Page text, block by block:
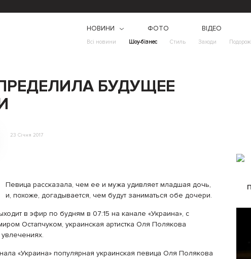
НОВИНИ
Всі новини Шоу-бізнес Стиль Заходи Подорожі
ФОТО ВІДЕО
БУДУЩЕЕ
23 Січня 2017
Певица рассказала, чем ее и мужа удивляет младшая дочь,
и, похоже, догадывается, чем будут заниматься обе дочери.
в эфир по будням в 07:15 на канале «Украина», с
Остапчуком, украинская артистка Оля Полякова
«Украина» популярная украинская певица Оля Полякова